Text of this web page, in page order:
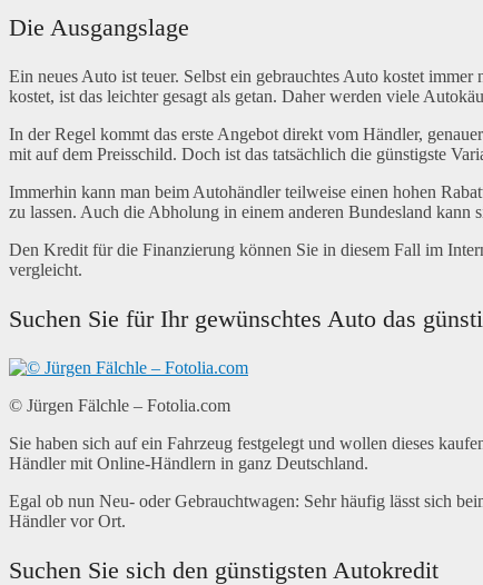
Die Ausgangslage
Ein neues Auto ist teuer. Selbst ein gebrauchtes Auto kostet
kostet, ist das leichter gesagt als getan. Daher werden viele
In der Regel kommt das erste Angebot direkt vom Händler,
mit auf dem Preisschild. Doch ist das tatsächlich die günstigste
Immerhin kann man beim Autohändler teilweise einen hohen
zu lassen. Auch die Abholung in einem anderen Bundesland kann
Den Kredit für die Finanzierung können Sie in diesem Fall im
vergleicht.
Suchen Sie für Ihr gewünschtes Auto das
© Jürgen Fälchle – Fotolia.com
Sie haben sich auf ein Fahrzeug festgelegt und wollen dieses
Händler mit Online-Händlern in ganz Deutschland.
Egal ob nun Neu- oder Gebrauchtwagen: Sehr häufig lässt sich
Händler vor Ort.
Suchen Sie sich den günstigsten Autokredit